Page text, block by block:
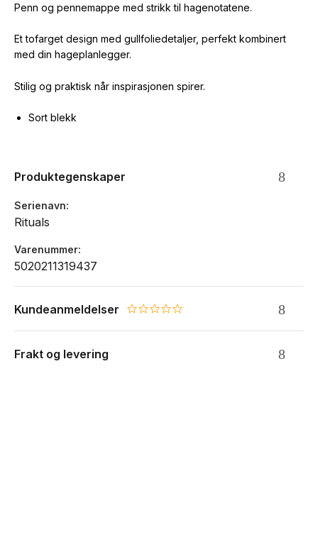
Penn og pennemappe med strikk til hagenotatene.
Et tofarget design med gullfoliedetaljer, perfekt kombinert
med din hageplanlegger.
Stilig og praktisk når inspirasjonen spirer.
Sort blekk
Produktegenskaper
Serienavn
Rituals
Varenummer
5020211319437
Kundeanmeldelser 0.0 star rating
Frakt og levering